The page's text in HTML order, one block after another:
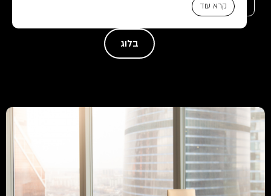
קרא עוד
בלוג